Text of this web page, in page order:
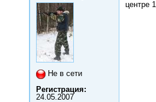
Не в сети
Регистрация:
24.05.2007
центре